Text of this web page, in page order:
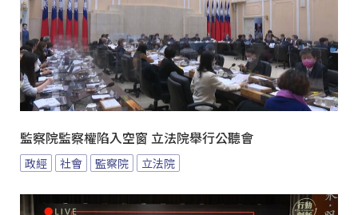
監察院監察權陷入空窗 立法院舉行公聽會
政經 社會 監察院 立法院